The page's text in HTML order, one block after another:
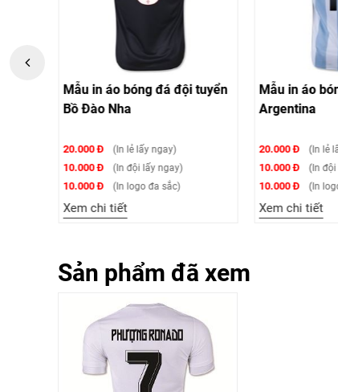
Mẫu in áo bóng đá đội tuyển
Bồ Đào Nha
20.000 Đ (In lẻ lấy ngay)
10.000 Đ (In đội lấy ngay)
10.000 Đ (In logo đa sắc)
Xem chi tiết
Mẫu in áo
Argentina
20.000 Đ (In lẻ
10.000 Đ (In
10.000 Đ (In
Xem chi tiết
Sản phẩm đã xem